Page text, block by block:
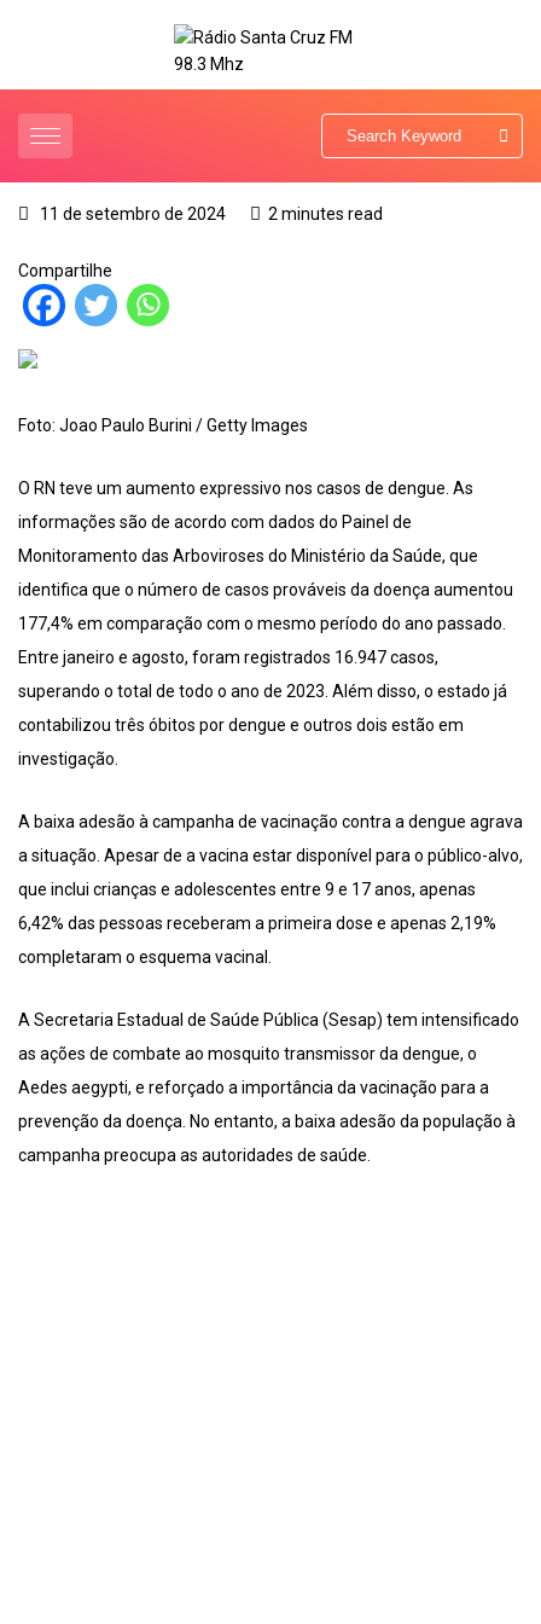
11 de setembro de 2024 2 minutes read
Compartilhe
Foto: Joao Paulo Burini / Getty Images
O RN teve um aumento expressivo nos casos de dengue. As
informações são de acordo com dados do Painel de
Monitoramento das Arboviroses do Ministério da Saúde, que
identifica que o número de casos prováveis da doença aumentou
177,4% em comparação com o mesmo período do ano passado.
Entre janeiro e agosto, foram registrados 16.947 casos,
superando o total de todo o ano de 2023. Além disso, o estado já
contabilizou três óbitos por dengue e outros dois estão em
investigação.
A baixa adesão à campanha de vacinação contra a dengue agrava
a situação. Apesar de a vacina estar disponível para o público-alvo,
que inclui crianças e adolescentes entre 9 e 17 anos, apenas
6,42% das pessoas receberam a primeira dose e apenas 2,19%
completaram o esquema vacinal.
A Secretaria Estadual de Saúde Pública (Sesap) tem intensificado
as ações de combate ao mosquito transmissor da dengue, o
Aedes aegypti, e reforçado a importância da vacinação para a
prevenção da doença. No entanto, a baixa adesão da população à
campanha preocupa as autoridades de saúde.